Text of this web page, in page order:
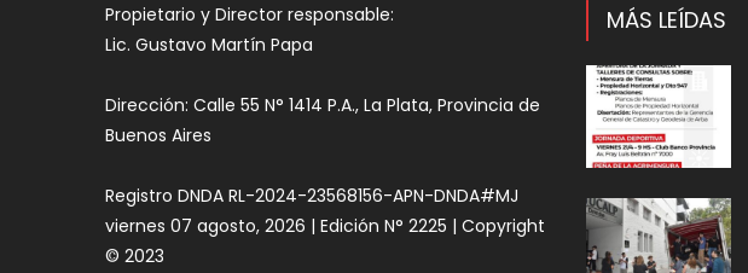
Propietario y Director responsable:
Lic. Gustavo Martín Papa
Dirección: Calle 55 N° 1414 P.A., La Plata, Provincia de
Buenos Aires
Registro DNDA RL-2024-23568156-APN-DNDA#MJ
viernes 07 agosto, 2026 | Edición N° 2225 | Copyright
© 2023
MÁS LEÍDAS